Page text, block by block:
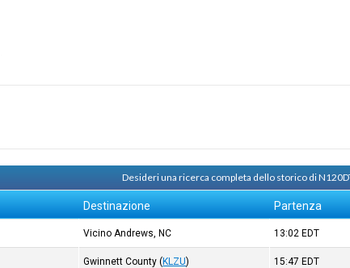
Desideri una ricerca completa dello storico di
Destinazione Partenza
Vicino Andrews, NC 13:02 EDT
Gwinnett County (KLZU) 15:47 EDT